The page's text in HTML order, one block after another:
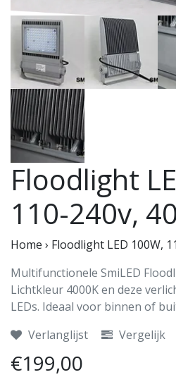
Floodlight
110-240v,
Home › Floodlight LED 100W,
Multifunctionele SmiLED
Lichtkleur 4000K en deze
LEDs. Ideaal voor binnen of
Verlanglijst
Vergelijk
€199,00